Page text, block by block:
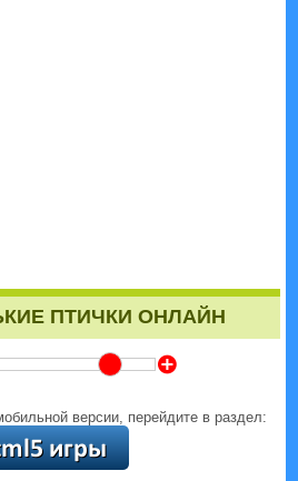
ПТИЧКИ ОНЛАЙН
Z
версии, перейдите в раздел: